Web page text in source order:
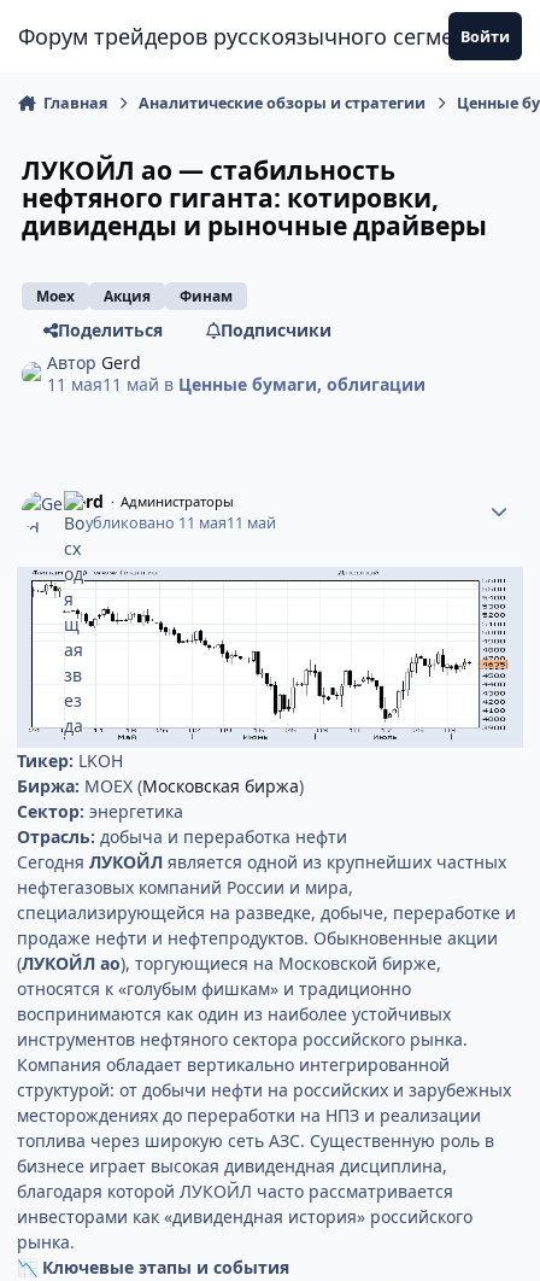
Форум трейдеров русскоязычного сегмента
Войти
Главная Аналитические обзоры и стратегии Ценные
ЛУКОЙЛ ао — стабильность
нефтяного гиганта: котировки,
дивиденды и рыночные драйверы
Moex Акция Финам
Поделиться
Подписчики
Автор Gerd
11 мая11 май в Ценные бумаги, облигации
Gerd Администраторы
Опубликовано 11 мая11 май
Тикер: LKOH
Биржа: MOEX (Московская биржа)
Сектор: энергетика
Отрасль: добыча и переработка нефти
СегодняЛУКОЙЛ является одной из крупнейших частных
нефтегазовых компаний России и мира,
специализирующейся на разведке, добыче, переработке и
продаже нефти и нефтепродуктов. Обыкновенные акции
(ЛУКОЙЛ ао), торгующиеся на Московской бирже,
относятся к «голубым фишкам» и традиционно
воспринимаются как один из наиболее устойчивых
инструментов нефтяного сектора российского рынка.
Компания обладает вертикально интегрированной
структурой: от добычи нефти на российских и зарубежных
месторождениях до переработки на НПЗ и реализации
топлива через широкую сеть АЗС. Существенную роль в
бизнесе играет высокая дивидендная дисциплина,
благодаря которой ЛУКОЙЛ часто рассматривается
инвесторами как «дивидендная история» российского
рынка.
📉 Ключевые этапы и события